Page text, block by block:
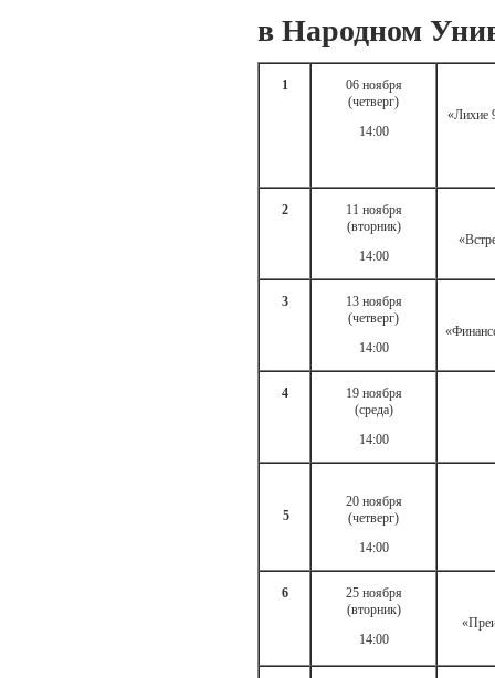
в Народном
1
06 ноября
(четверг)
14:00
«Лихие
2
11 ноября
(вторник)
14:00
3
13 ноября
(четверг)
14:00
4
19 ноября
(среда)
14:00
5
20 ноября
(четверг)
14:00
6
25 ноября
(вторник)
14:00